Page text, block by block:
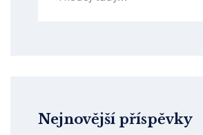
Nejnovější příspěvky